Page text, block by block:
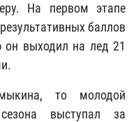
На первом этапе
баллов
он выходил на лед 21
то молодой
выступал за